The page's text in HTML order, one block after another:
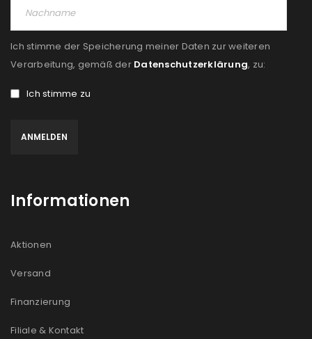
E-Mail-Adresse *
deine E-Mail-Adresse gesendet.
Please select all the ways you would like to hear from
Ich stimme zu
akzeptiere die
Ich stimme der Speicherung meiner Daten zur weiteren
Verarbeitung, gemäß der Datenschutzerklärung, zu:
Ich stimme zu
Informationen
Aktionen
Versand
Finanzierung
Filiale & Kontakt